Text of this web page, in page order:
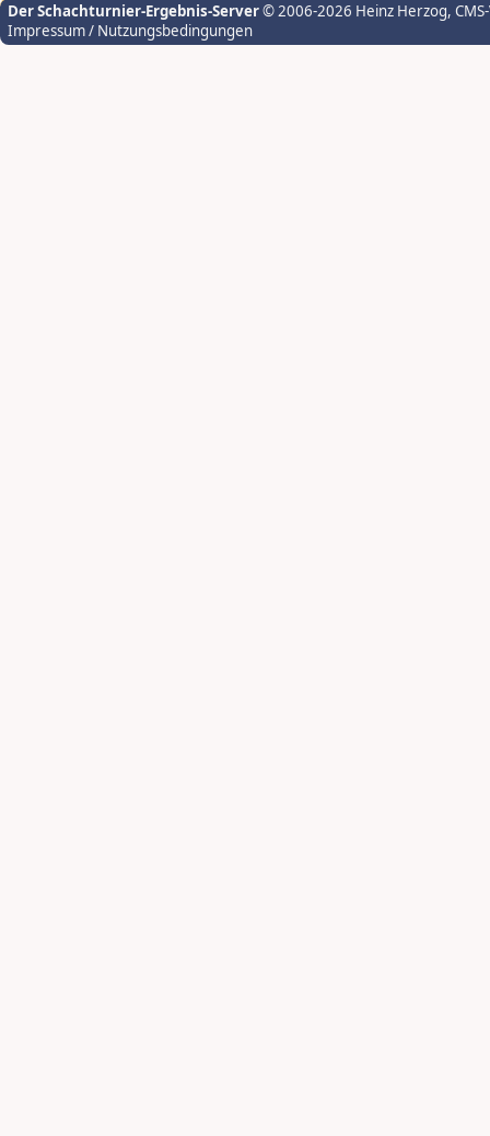
Der Schachturnier-Ergebnis-Server© 2006-2026 Heinz Herzog,
Impressum / Nutzungsbedingungen